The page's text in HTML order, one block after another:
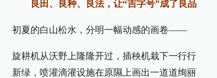
良田、良种、良法，让“吉字号”成了良品
初夏的白山松水，分明一幅动感的画卷——
旋耕机从沃野上隆隆开过，插秧机栽下一行行
新绿，喷灌滴灌设施在原隰上画出一道道绚丽